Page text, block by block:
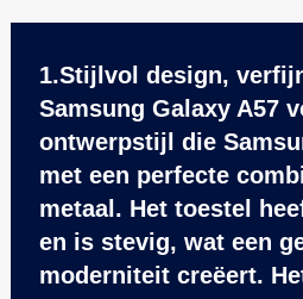
1.Stijlvol design,
Samsung Galaxy A57
ontwerpstijl die
met een perfecte
metaal. Het toestel
en is stevig, wat een
moderniteit creëert.